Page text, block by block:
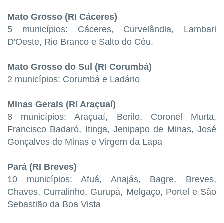
Mato Grosso (RI Cáceres)
5 municípios: Cáceres, Curvelândia, Lambari
D'Oeste, Rio Branco e Salto do Céu.
Mato Grosso do Sul (RI Corumbá)
2 municípios: Corumbá e Ladário
Minas Gerais (RI Araçuaí)
8 municípios: Araçuaí, Berilo, Coronel Murta,
Francisco Badaró, Itinga, Jenipapo de Minas, José
Gonçalves de Minas e Virgem da Lapa
Pará (RI Breves)
10 municípios: Afuá, Anajás, Bagre, Breves,
Chaves, Curralinho, Gurupá, Melgaço, Portel e São
Sebastião da Boa Vista